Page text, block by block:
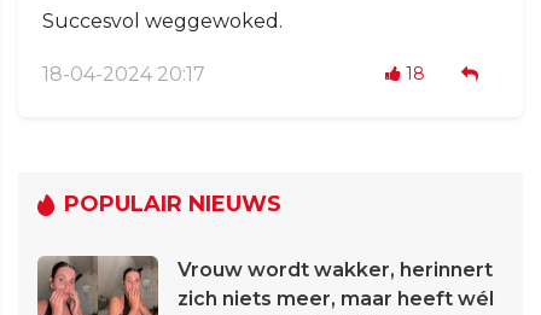
Succesvol weggewoked.
18-04-2024 20:17 18
POPULAIR NIEUWS
Vrouw wordt wakker, herinnert
zich niets meer, maar heeft wél